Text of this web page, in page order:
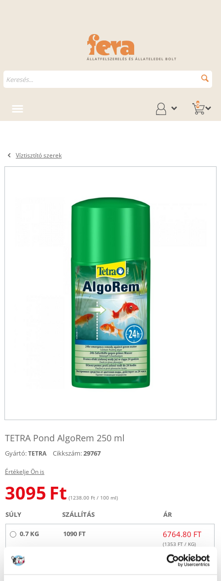
ÁLLATFELSZERELÉS ÉS ÁLLATELEDEL BOLT
0
Víztisztító szerek
TETRA Pond AlgoRem 250 ml
Gyártó:TETRA Cikkszám:29767
Értékelje Ön is
3095 Ft (1238.00 Ft / 100 ml)
SÚLY SZÁLLÍTÁS ÁR
0.7 KG 1090 FT 6764.80 FT
(1353 FT / KG)
KÜLDÉS 48 ÓRÁN BELÜL